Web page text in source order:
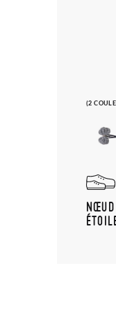
(2
NŒUD